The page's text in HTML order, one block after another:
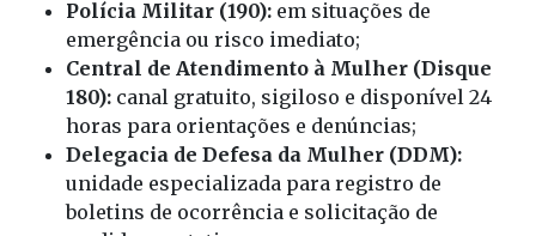
Entre os principais canais de atendimento estão:
Polícia Militar (190): em situações de
emergência ou risco imediato;
Central de Atendimento à Mulher (Disque
180): canal gratuito, sigiloso e disponível 24
horas para orientações e denúncias;
Delegacia de Defesa da Mulher (DDM):